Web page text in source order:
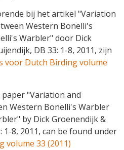
bij het artikel "Variation
Western Bonelli's
Warbler" door Dick
DB 33: 1-8, 2011, zijn
voor Dutch Birding volume
"Variation and
Western Bonelli's Warbler
by Dick Groenendijk &
1-8, 2011, can be found under
volume 33 (2011)